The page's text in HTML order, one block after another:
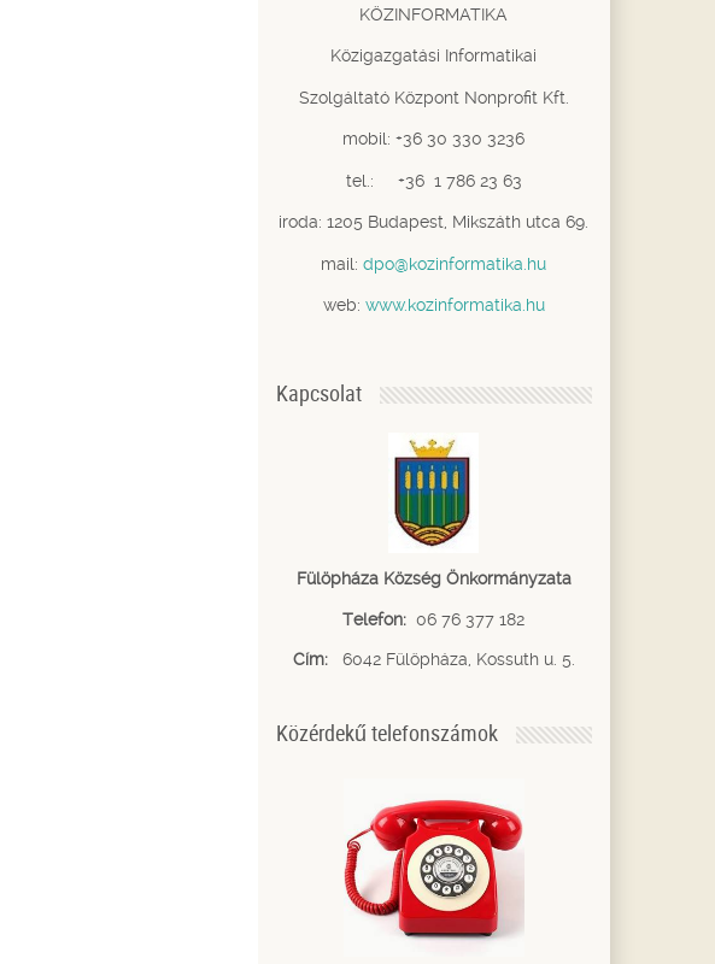
KÖZINFORMATIKA
Közigazgatási Informatikai
Szolgáltató Központ Nonprofit Kft.
mobil: +36 30 330 3236
tel.: +36 1 786 23 63
iroda: 1205 Budapest, Mikszáth utca 69.
mail:dpo@kozinformatika.hu
web: www.kozinformatika.hu
Kapcsolat
Fülöpháza Község Önkormányzata
Telefon: 06 76 377 182
Cím: 6042 Fülöpháza, Kossuth u. 5.
Közérdekű telefonszámok